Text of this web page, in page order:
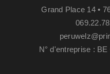
Grand Place 14 •
N° d'entreprise :